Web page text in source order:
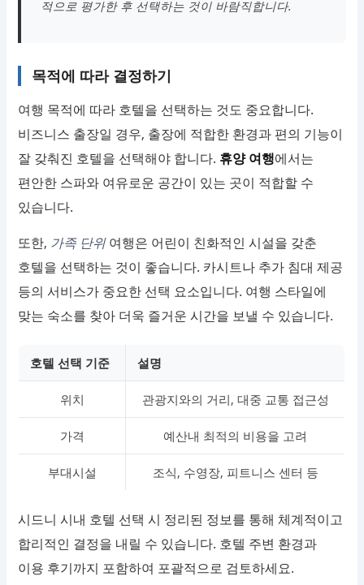
적으로 평가한 후 선택하는 것이 바람직합니다.
목적에 따라 결정하기
여행 목적에 따라 호텔을 선택하는 것도 중요합니다.
비즈니스 출장일 경우, 출장에 적합한 환경과 편의 기능이
잘 갖춰진 호텔을 선택해야 합니다. 휴양 여행에서는
편안한 스파와 여유로운 공간이 있는 곳이 적합할 수
있습니다.
또한, 가족 단위여행은 어린이 친화적인 시설을 갖춘
호텔을 선택하는 것이 좋습니다. 카시트나 추가 침대 제공
등의 서비스가 중요한 선택 요소입니다. 여행 스타일에
맞는 숙소를 찾아 더욱 즐거운 시간을 보낼 수 있습니다.
호텔 선택 기준 설명
위치 관광지와의 거리, 대중 교통 접근성
가격 예산내 최적의 비용을 고려
부대시설 조식, 수영장, 피트니스 센터 등
시드니 시내 호텔 선택 시 정리된 정보를 통해 체계적이고
합리적인 결정을 내릴 수 있습니다. 호텔 주변 환경과
이용 후기까지 포함하여 포괄적으로 검토하세요.